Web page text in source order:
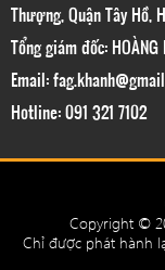
Thượng, Quận Tây Hồ,
Tổng giám đốc: HOÀNG
Email:
Hotline: 091 321 7102
Copyright ©
Chỉ được phát hành